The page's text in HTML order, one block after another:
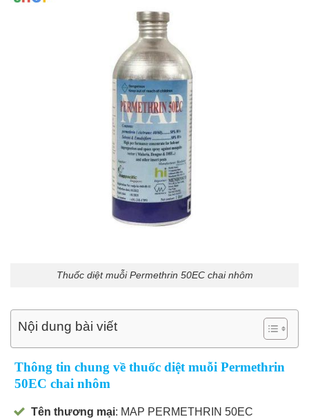
Thuốc diệt muỗi Permethrin 50EC chai nhôm
Nội dung bài viết
Thông tin chung về thuốc diệt muỗi Permethrin
50EC chai nhôm
Tên thương mại: MAP PERMETHRIN 50EC